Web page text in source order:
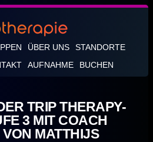
ÜBER UNS
STANDORTE
AUFNAHME BUCHEN
TRIP THERAPY-
3 MIT COACH
MATTHIJS